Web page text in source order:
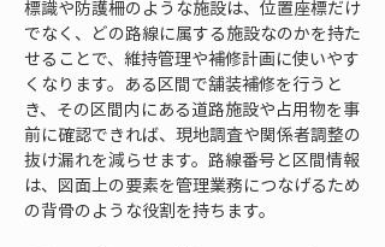
標識や防護柵のような施設は、位置座標だけ
でなく、どの路線に属する施設なのかを持た
せることで、維持管理や補修計画に使いやす
くなります。ある区間で舗装補修を行うと
き、その区間内にある道路施設や占用物を事
前に確認できれば、現地調査や関係者調整の
抜け漏れを減らせます。路線番号と区間情報
は、図面上の要素を管理業務につなげるため
の背骨のような役割を持ちます。